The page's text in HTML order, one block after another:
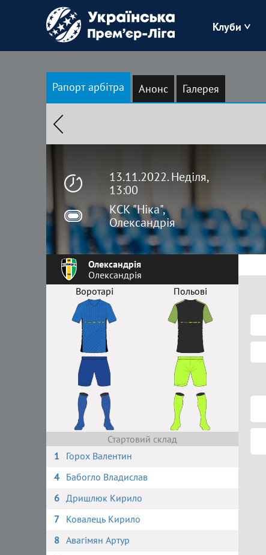
Клуби
Зоря
Рапорт арбітра Анонс Галерея
13.11.2022. Неділя,
13:00
КСК "Ніка",
Олександрія
Олександрія
Олександрія
Воротарі
Польові
Стартовий склад
1
Горох Валентин
4
Бабогло Владислав
6 Дришлюк Кирило
7
Ковалець Кирило
8 Авагімян Артур